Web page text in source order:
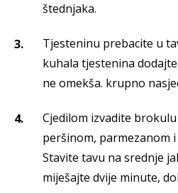
štednjaka.
Tjesteninu prebacite u
kuhala tjestenina
ne omekša. krupno
Cjedilom izvadite
peršinom, parmezanom
Stavite tavu na srednje
miješajte dvije minute,